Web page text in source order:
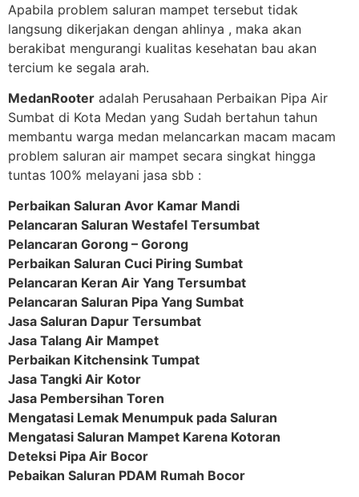
Apabila problem saluran mampet tersebut tidak
langsung dikerjakan dengan ahlinya , maka akan
berakibat mengurangi kualitas kesehatan bau akan
tercium ke segala arah.
MedanRooter adalah Perusahaan Perbaikan Pipa Air
Sumbat di Kota Medan yang Sudah bertahun tahun
membantu warga medan melancarkan macam macam
problem saluran air mampet secara singkat hingga
tuntas 100% melayani jasa sbb :
Perbaikan Saluran Avor Kamar Mandi
Pelancaran Saluran Westafel Tersumbat
Pelancaran Gorong – Gorong
Perbaikan Saluran Cuci Piring Sumbat
Pelancaran Keran Air Yang Tersumbat
Pelancaran Saluran Pipa Yang Sumbat
Jasa Saluran Dapur Tersumbat
Jasa Talang Air Mampet
Perbaikan Kitchensink Tumpat
Jasa Tangki Air Kotor
Jasa Pembersihan Toren
Mengatasi Lemak Menumpuk pada Saluran
Mengatasi Saluran Mampet Karena Kotoran
Deteksi Pipa Air Bocor
Pebaikan Saluran PDAM Rumah Bocor